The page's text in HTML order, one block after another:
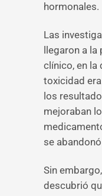
hormonales.
Las
llegaron a
clínico, en la
toxicidad
los
mejoraban
se
Sin
descubrió